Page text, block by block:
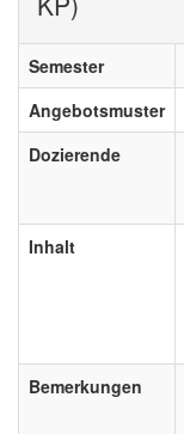
Semester
Angebotsmuster
Dozierende
Inhalt
Bemerkungen